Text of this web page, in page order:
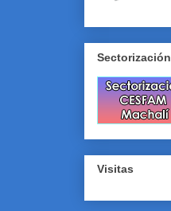
Sectorización
Visitas